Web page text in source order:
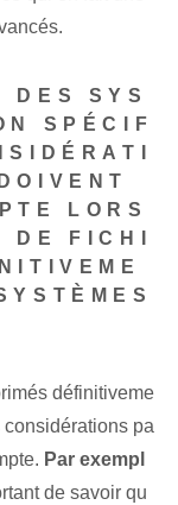
DES SYS
SPÉCIF
LORS
DE FICHI
définitiveme
pa
Par exempl
de savoir qu